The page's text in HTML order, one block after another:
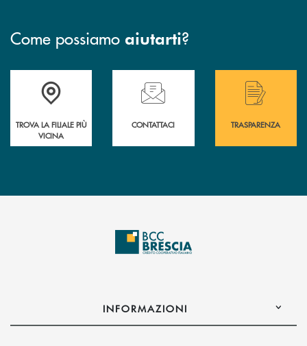
Come possiamo aiutarti?
Accedi all' elenco completo delle filiali .
TROVA LA FILIALE PIÙ
VICINA
Hai bisogno di assistenza immediata?
CONTATTACI
Hai bisogno di
TRASPARENZA
INFORMAZIONI